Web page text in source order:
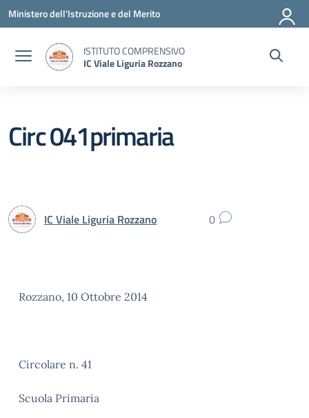
Vai ai contenuti
Vai al menu di navigazione
Vai al footer
Ministero dell'Istruzione e del Merito
ISTITUTO COMPRENSIVO
IC Viale Liguria Rozzano
Circ 041primaria
IC Viale Liguria Rozzano 0
Rozzano, 10 Ottobre 2014
Circolare n. 41
Scuola Primaria